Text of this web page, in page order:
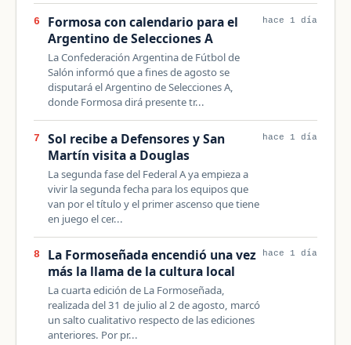
6
Formosa con calendario para el
Argentino de Selecciones A
La Confederación Argentina de Fútbol de
Salón informó que a fines de agosto se
disputará el Argentino de Selecciones A,
donde Formosa dirá presente tr...
hace 1 día
7
Sol recibe a Defensores y San
Martín visita a Douglas
La segunda fase del Federal A ya empieza a
vivir la segunda fecha para los equipos que
van por el título y el primer ascenso que tiene
en juego el cer...
hace 1 día
8
La Formoseñada encendió una vez
más la llama de la cultura local
La cuarta edición de La Formoseñada,
realizada del 31 de julio al 2 de agosto, marcó
un salto cualitativo respecto de las ediciones
anteriores. Por pr...
hace 1 día